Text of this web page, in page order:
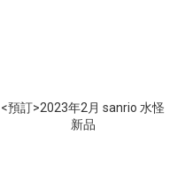
<預訂>2023年2月 sanrio 水怪
新品